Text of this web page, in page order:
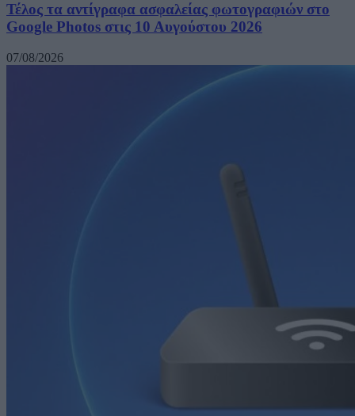
Τέλος τα αντίγραφα ασφαλείας φωτογραφιών στο
Google Photos στις 10 Αυγούστου 2026
07/08/2026